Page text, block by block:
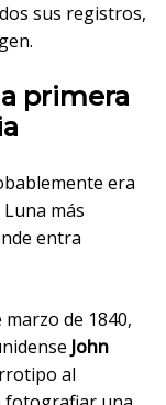
sus registros,
primera
era
más
entra
de 1840,
John
al